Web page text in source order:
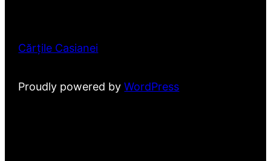
Cărțile Casianei
Proudly powered byWordPress